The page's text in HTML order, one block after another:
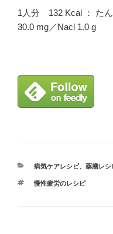
1人分 132 Kcal ： た
30.0 mg／Nacl 1.0 g
カ
ゴ
病気ケアレシピ、 薬膳レシ
タ
慢性疲労のレシピ